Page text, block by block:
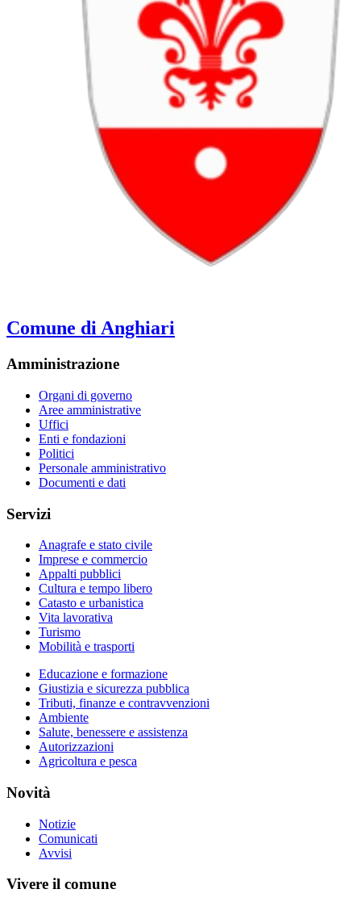
Comune di Anghiari
Amministrazione
Organi di governo
Aree amministrative
Uffici
Enti e fondazioni
Politici
Personale amministrativo
Documenti e dati
Servizi
Anagrafe e stato civile
Imprese e commercio
Appalti pubblici
Cultura e tempo libero
Catasto e urbanistica
Vita lavorativa
Turismo
Mobilità e trasporti
Educazione e formazione
Giustizia e sicurezza pubblica
Tributi, finanze e contravvenzioni
Ambiente
Salute, benessere e assistenza
Autorizzazioni
Agricoltura e pesca
Novità
Notizie
Comunicati
Avvisi
Vivere il comune